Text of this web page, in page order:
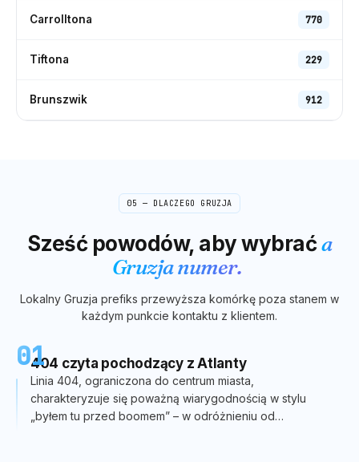
Carrolltona 770
Tiftona 229
Brunszwik 912
05 — DLACZEGO GRUZJA
Sześć powodów, aby wybraća
Gruzjanumer.
Lokalny Gruzja prefiks przewyższa komórkę poza stanem w
każdym punkcie kontaktu z klientem.
01404 czyta pochodzący z Atlanty
Linia 404, ograniczona do centrum miasta,
charakteryzuje się poważną wiarygodnością w stylu
„byłem tu przed boomem” – w odróżnieniu od